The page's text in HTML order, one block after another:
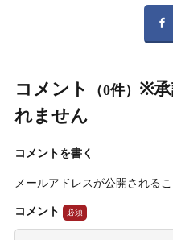
コメント （0件） ※承
れません
コメントを書く
メールアドレスが公開されるこ
コメント